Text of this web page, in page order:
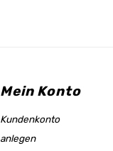
Mein Konto
Kundenkonto
anlegen